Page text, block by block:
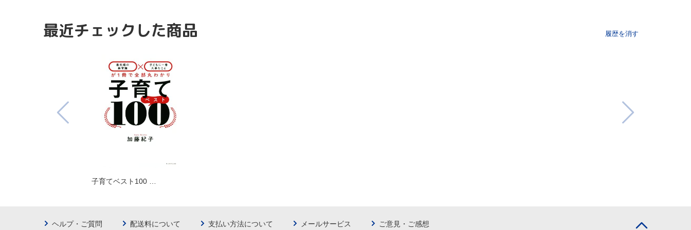
最近チェックした商品 履歴を消す
子育てベスト100 …
ヘルプ・ご質問 配送料について 支払い方法について メールサービス ご意見・ご感想